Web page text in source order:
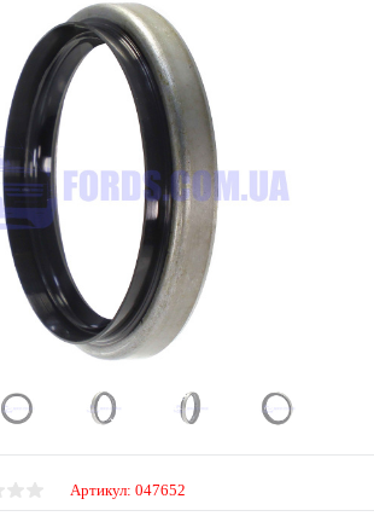
Артикул: 047652